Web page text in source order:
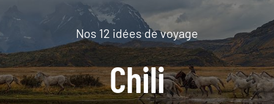
Nos 12 idées de voyage
Chili